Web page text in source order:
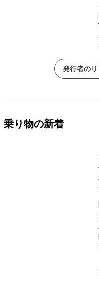
発行者の
乗り物の新着